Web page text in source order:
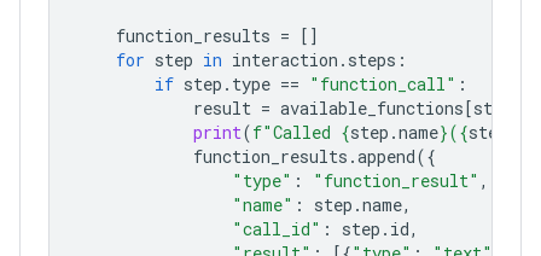
function_results = []
for step in interaction . steps :
if step . type == "function_call" :
result = available_functions[step
print(f"Called {step .name}({step
function_results .append({
"type" : "function_result" ,
"name" : step .name,
"call_id" : step . id,